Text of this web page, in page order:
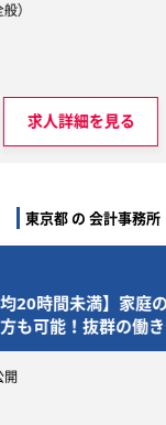
ブッ
東京都 の 会計事務
に
さ
会計税務
理士/外資